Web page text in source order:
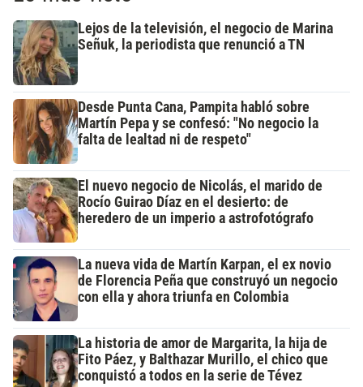
Lejos de la televisión, el negocio de Marina
Señuk, la periodista que renunció a TN
Desde Punta Cana, Pampita habló sobre
Martín Pepa y se confesó: "No negocio la
falta de lealtad ni de respeto"
El nuevo negocio de Nicolás, el marido de
Rocío Guirao Díaz en el desierto: de
heredero de un imperio a astrofotógrafo
La nueva vida de Martín Karpan, el ex novio
de Florencia Peña que construyó un negocio
con ella y ahora triunfa en Colombia
La historia de amor de Margarita, la hija de
Fito Páez, y Balthazar Murillo, el chico que
conquistó a todos en la serie de Tévez